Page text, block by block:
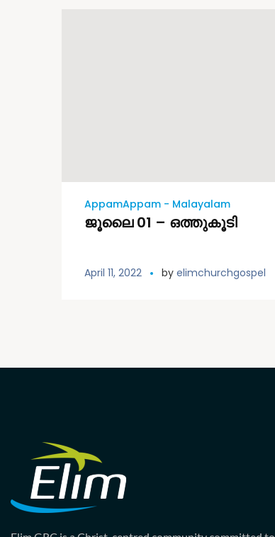
AppamAppam - Malayalam
ജൂലൈ 01 – ഒത്തുകൂടി
April 11, 2022 by elimchurchgospel